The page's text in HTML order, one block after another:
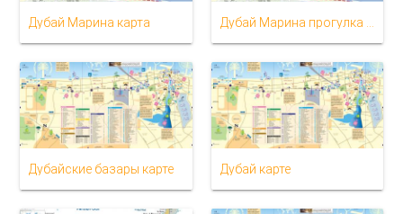
Дубай Марина карта
Дубайские базары карте Дубай карте